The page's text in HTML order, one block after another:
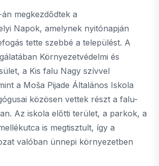
megkezdődtek a
Napok, amelynek nyitónapján
tette szebbé a települést. A
Környezetvédelmi és
a Kis falu Nagy szívvel
a Moša Pijade Általános Iskola
közösen vettek részt a falu-
Az iskola előtti terület, a parkok, a
is megtisztult, így a
valóban ünnepi környezetben